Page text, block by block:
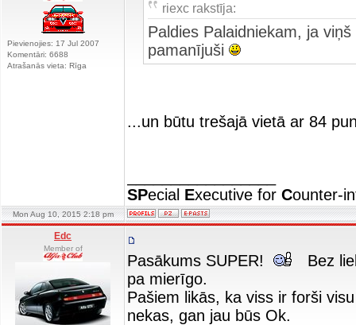
Pievienojies: 17 Jul 2007
Komentāri: 6688
Atrašanās vieta: Rīga
riexc rakstīja:
Paldies Palaidniekam, ja
pamanījuši
...un būtu trešajā vietā ar 84
SPecial Executive for Counter-
Mon Aug 10, 2015 2:18 pm
Edc
Member of
Pasākums SUPER!
Bez
pa mierīgo.
Pašiem likās, ka viss ir forši
nekas, gan jau būs Ok.